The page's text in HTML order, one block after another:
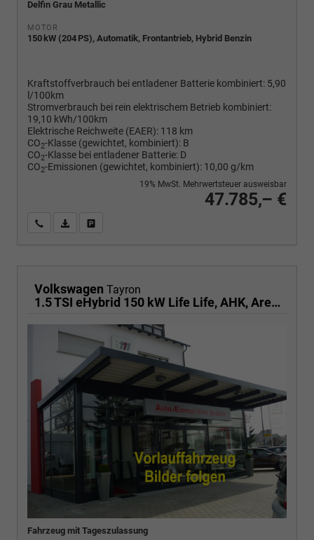
Delfin Grau Metallic
MOTOR
150 kW (204 PS), Automatik, Frontantrieb, Hybrid Benzin
Kraftstoffverbrauch bei entladener Batterie kombiniert: 5,90
l/100km
Stromverbrauch bei rein elektrischem Betrieb kombiniert:
19,10 kWh/100km
Elektrische Reichweite (EAER): 118 km
CO2-Klasse (gewichtet, kombiniert): B
CO2-Klasse bei entladener Batterie: D
CO2-Emissionen (gewichtet, kombiniert): 10,00 g/km
47.785,– €
19% MwSt. Mehrwertsteuer ausweisbar
Wir rufen Sie anPDF-Fahrzeugexposé drucken
Volkswagen Tayron
1.5 TSI eHybrid 150 kW Life Life, AHK, AreaView, Side, Navi, Winter, 5-J. Garantie
Fahrzeug mit Tageszulassung